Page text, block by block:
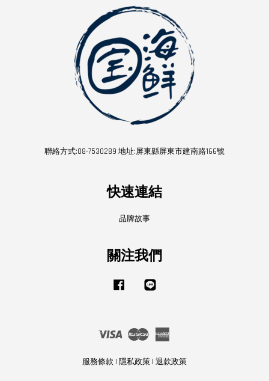
聯絡方式:08-7530289 地址:屏東縣屏東市建南路166號
快速連結
品牌故事
關注我們
Facebook
Visa Master
服務條款 | 隱私政策 | 退款政策